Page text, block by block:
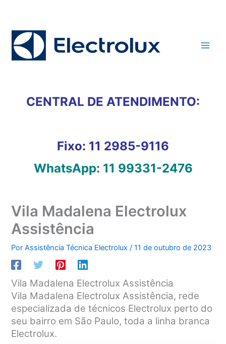
conteúdo
CENTRAL DE ATENDIMENTO:
Fixo: 11 2985-9116
WhatsApp: 11 99331-2476
Vila Madalena Electrolux
Assistência
PorAssistência Técnica Electrolux/11 de outubro de 2023
Vila Madalena Electrolux Assistência
Vila Madalena Electrolux Assistência, rede
especializada de técnicos Electrolux perto do
seu bairro em São Paulo, toda a linha branca
Electrolux.